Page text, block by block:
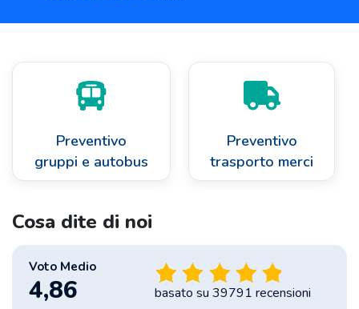
Preventivo
gruppi e autobus
Preventivo
trasporto merci
Cosa dite di noi
Voto Medio
4,86 basato su 39791 recensioni